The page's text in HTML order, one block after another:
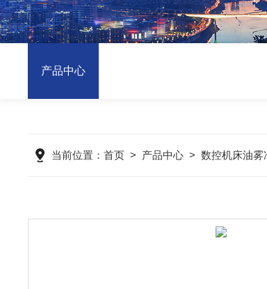
产品中心
当前位置：首页 > 产品中心 >数控机床油雾